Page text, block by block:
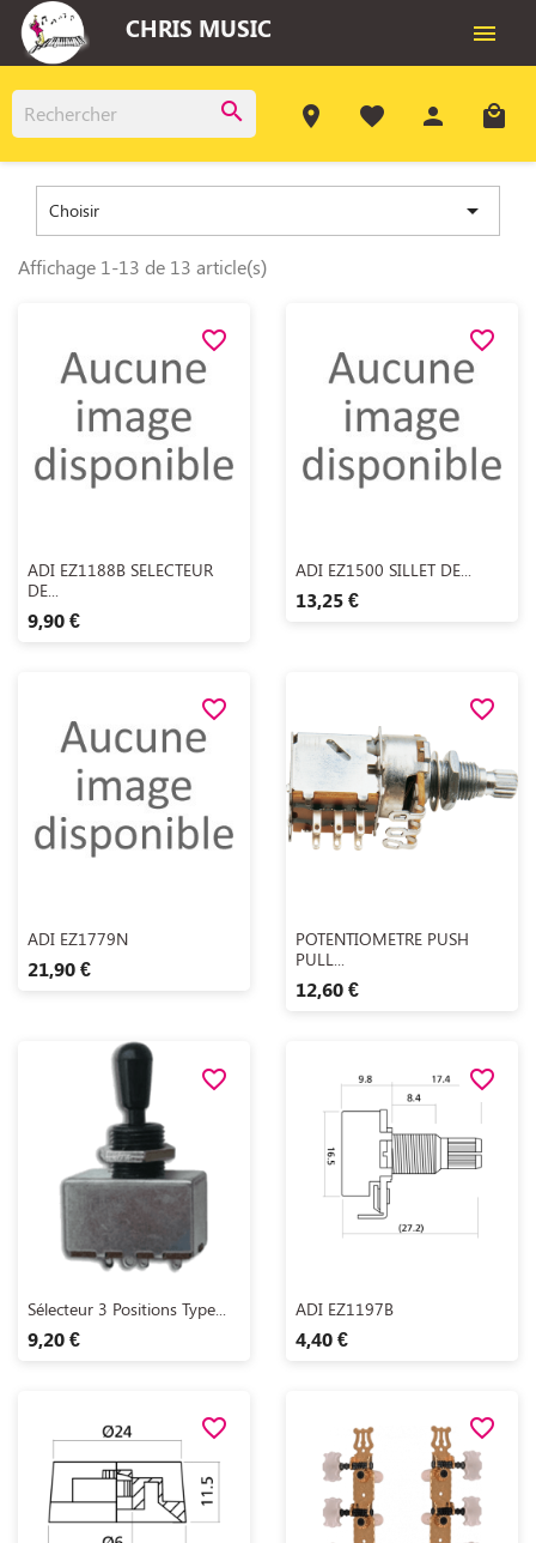
CHRIS MUSIC 
search room favorite person local_mall
Choisir 
Affichage 1-13 de 13 article(s)
 Aperçu rapide
ADI EZ1188B SELECTEUR
DE...
9,90 €
favorite_border
Aperçu rapide
ADI EZ1500 SILLET DE...
13,25 €
favorite_border
Aperçu rapide
ADI EZ1779N
21,90 €
favorite_border
Aperçu rapide
POTENTIOMETRE PUSH
PULL...
12,60 €
favorite_border
 Aperçu rapide
Sélecteur 3 Positions Type...
9,20 €
favorite_border
 Aperçu rapide
ADI EZ1197B
4,40 €
favorite_border
favorite_border favorite_border